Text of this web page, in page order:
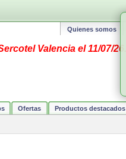
Quienes somos
Valencia el 11/07/26.
Ofertas Productos destacados